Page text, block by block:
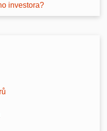
investora?